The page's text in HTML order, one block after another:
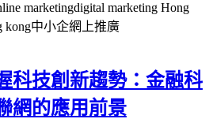
marketingdigital marketing Hong
kong中小企網上推廣
科技創新趨勢：金融科
網的應用前景